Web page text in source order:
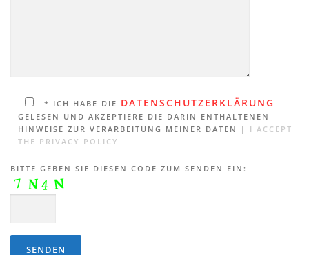
* ICH HABE DIE DATENSCHUTZERKLÄRUNG
GELESEN UND AKZEPTIERE DIE DARIN ENTHALTENEN
HINWEISE ZUR VERARBEITUNG MEINER DATEN | I ACCEPT
THE PRIVACY POLICY
BITTE GEBEN SIE DIESEN CODE ZUM SENDEN EIN: